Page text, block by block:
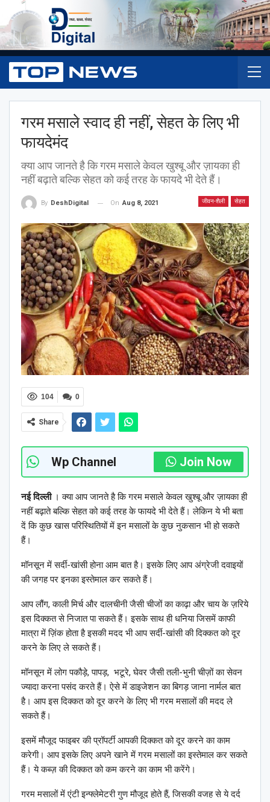
गरम मसाले स्वाद ही नहीं, सेहत के ‎लिए भी
फायदेमंद
क्या आप जानते है कि गरम मसाले केवल खुश्बू और ज़ायका ही
नहीं बढ़ाते बल्कि सेहत को कई तरह के फायदे भी देते हैं।
जीवन-शैली सेहत
By DeshDigital On Aug 8, 2021
0
104
Share
Wp Channel Join Now
नई दिल्ली। क्या आप जानते है कि गरम मसाले केवल खुश्बू और ज़ायका ही
नहीं बढ़ाते बल्कि सेहत को कई तरह के फायदे भी देते हैं। लेकिन ये भी बता
दें कि कुछ खास परिस्थितियों में इन मसालों के कुछ नुकसान भी हो सकते
हैं।
मॉनसून में सर्दी-खांसी होना आम बात है। इसके लिए आप अंग्रेजी दवाइयों
की जगह पर इनका इस्तेमाल कर सकते हैं।
आप लौंग, काली मिर्च और दालचीनी जैसी चीजों का काढ़ा और चाय के ज़रिये
इस दिक्कत से निजात पा सकते हैं। इसके साथ ही धनिया जिसमें काफी
मात्रा में ज़िंक होता है इसकी मदद भी आप सर्दी-खांसी की दिक्कत को दूर
करने के लिए ले सकते हैं।
मॉनसून में लोग पकौड़े, पापड़, भटूरे, घेवर जैसी तली-भुनी चीज़ों का सेवन
ज्यादा करना पसंद करते हैं। ऐसे में डाइजेशन का बिगड़ जाना नार्मल बात
है। आप इस दिक्कत को दूर करने के लिए भी गरम मसालों की मदद ले
सकते हैं।
इसमें मौजूद फाइबर की प्रॉपर्टी आपकी दिक्कत को दूर करने का काम
करेगी। आप इसके लिए अपने खाने में गरम मसालों का इस्तेमाल कर सकते
हैं। ये कब्ज़ की दिक्कत को कम करने का काम भी करेंगे।
गरम मसालों में एंटी इन्फ्लेमेटरी गुण मौजूद होते हैं, जिसकी वजह से ये दर्द